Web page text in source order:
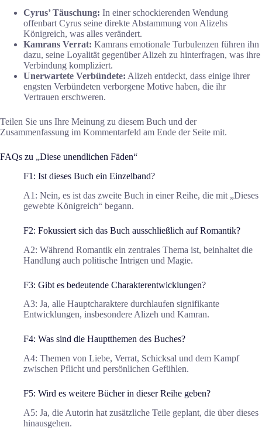
Cyrus’ Täuschung: In einer schockierenden Wendung
offenbart Cyrus seine direkte Abstammung von Alizehs
Königreich, was alles verändert.
Kamrans Verrat: Kamrans emotionale Turbulenzen führen ihn
dazu, seine Loyalität gegenüber Alizeh zu hinterfragen, was ihre
Verbindung kompliziert.
Unerwartete Verbündete: Alizeh entdeckt, dass einige ihrer
engsten Verbündeten verborgene Motive haben, die ihr
Vertrauen erschweren.
Teilen Sie uns Ihre Meinung zu diesem Buch und der
Zusammenfassung im Kommentarfeld am Ende der Seite mit.
FAQs zu „Diese unendlichen Fäden“
F1: Ist dieses Buch ein Einzelband?
A1: Nein, es ist das zweite Buch in einer Reihe, die mit „Dieses
gewebte Königreich“ begann.
F2: Fokussiert sich das Buch ausschließlich auf Romantik?
A2: Während Romantik ein zentrales Thema ist, beinhaltet die
Handlung auch politische Intrigen und Magie.
F3: Gibt es bedeutende Charakterentwicklungen?
A3: Ja, alle Hauptcharaktere durchlaufen signifikante
Entwicklungen, insbesondere Alizeh und Kamran.
F4: Was sind die Hauptthemen des Buches?
A4: Themen von Liebe, Verrat, Schicksal und dem Kampf
zwischen Pflicht und persönlichen Gefühlen.
F5: Wird es weitere Bücher in dieser Reihe geben?
A5: Ja, die Autorin hat zusätzliche Teile geplant, die über dieses
hinausgehen.